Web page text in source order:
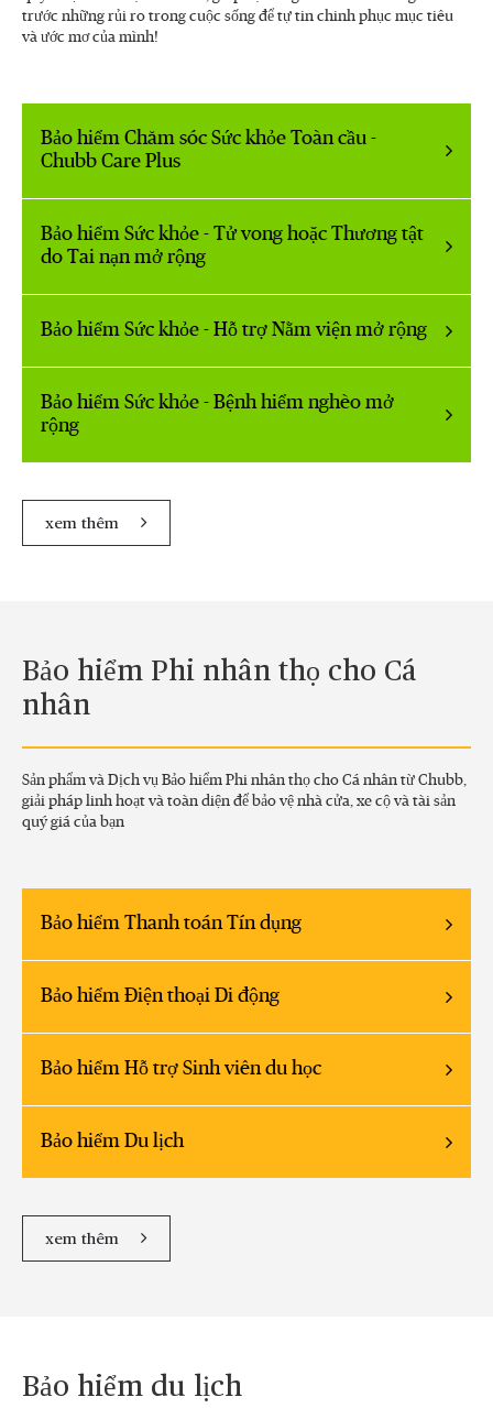
trước những rủi ro trong cuộc sống để tự tin chinh phục mục tiêu
và ước mơ của mình!
Bảo hiểm Chăm sóc Sức khỏe Toàn cầu -
Chubb Care Plus
Bảo hiểm Sức khỏe - Tử vong hoặc Thương tật
do Tai nạn mở rộng
Bảo hiểm Sức khỏe - Hỗ trợ Nằm viện mở rộng
Bảo hiểm Sức khỏe - Bệnh hiểm nghèo mở
rộng
xem thêm
Bảo hiểm Phi nhân thọ cho Cá
nhân
Sản phẩm và Dịch vụ Bảo hiểm Phi nhân thọ cho Cá nhân từ Chubb,
giải pháp linh hoạt và toàn diện để bảo vệ nhà cửa, xe cộ và tài sản
quý giá của bạn
Bảo hiểm Thanh toán Tín dụng
Bảo hiểm Điện thoại Di động
Bảo hiểm Hỗ trợ Sinh viên du học
Bảo hiểm Du lịch
xem thêm
Bảo hiểm du lịch